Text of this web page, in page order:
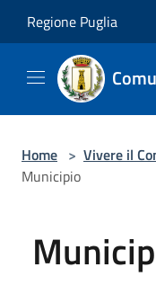
Regione Puglia
Home > Vivere il
Municipio